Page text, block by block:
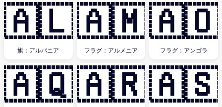
🇦🇱
旗：アルバニア
🇦🇲
フラグ：アルメニア
🇦🇴
フラグ：アンゴラ
🇦🇶🇦🇷🇦🇸